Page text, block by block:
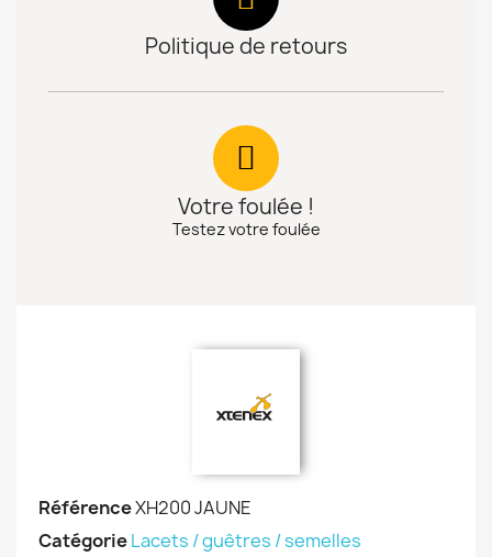
Politique de retours
Votre foulée !
Testez votre foulée
RéférenceXH200 JAUNE
CatégorieLacets / guêtres / semelles